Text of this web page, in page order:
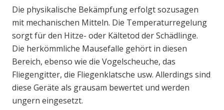
Die physikalische Bekämpfung erfolgt sozusagen
mit mechanischen Mitteln. Die Temperaturregelung
sorgt für den Hitze- oder Kältetod der Schädlinge.
Die herkömmliche Mausefalle gehört in diesen
Bereich, ebenso wie die Vogelscheuche, das
Fliegengitter, die Fliegenklatsche usw. Allerdings sind
diese Geräte als grausam bewertet und werden
ungern eingesetzt.